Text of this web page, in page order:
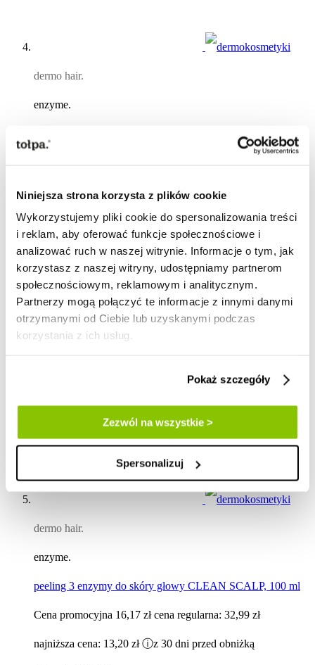
Niniejsza strona korzysta z plików cookie
Wykorzystujemy pliki cookie do spersonalizowania treści
i reklam, aby oferować funkcje społecznościowe i
analizować ruch w naszej witrynie. Informacje o tym, jak
korzystasz z naszej witryny, udostępniamy partnerom
społecznościowym, reklamowym i analitycznym.
Partnerzy mogą połączyć te informacje z innymi danymi
otrzymanymi od Ciebie lub uzyskanymi podczas
korzystania z ich usług.
Pokaż szczegóły
Zezwól na wszystkie >
Spersonalizuj
dermo hair.
enzyme.
oczyszczający szampon DEEP CLEAN, 300 ml
najniższa cena:14,83 zł ⓘ z 30 dni przed obniżką
100 ml = 4,94 zł
Brak w magazynie
Dodaj do listy życzeń
dermo hair.
enzyme.
peeling 3 enzymy do skóry głowy CLEAN SCALP, 100 ml
Cena promocyjna 16,17 zł cena regularna: 32,99 zł
najniższa cena: 13,20 zł ⓘz 30 dni przed obniżką